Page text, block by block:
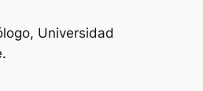
Universidad